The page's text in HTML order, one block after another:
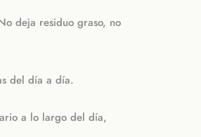
deja residuo graso, no
del día a día.
a lo largo del día,